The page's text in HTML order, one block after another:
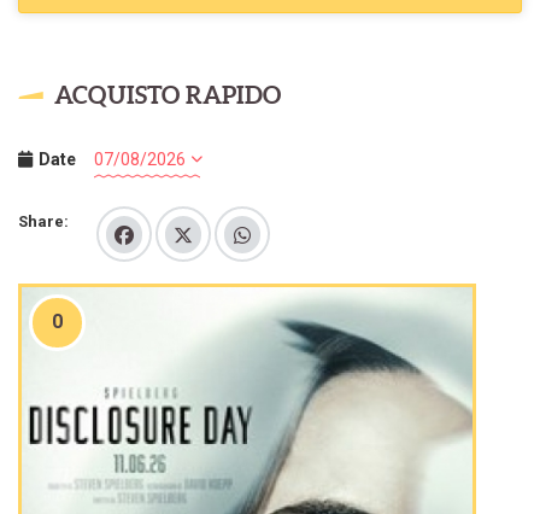
ACQUISTO RAPIDO
Date
Share:
0